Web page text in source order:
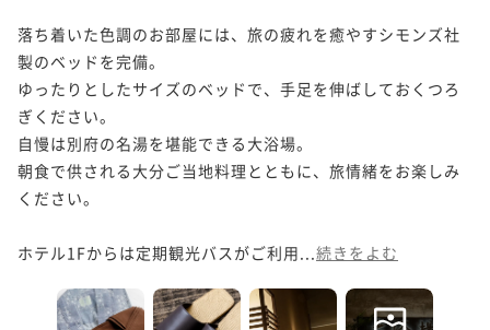
落ち着いた色調のお部屋には、旅の疲れを癒やすシモンズ社
製のベッドを完備。
ゆったりとしたサイズのベッドで、手足を伸ばしておくつろ
ぎください。
自慢は別府の名湯を堪能できる大浴場。
朝食で供される大分ご当地料理とともに、旅情緒をお楽しみ
ください。
ホテル1Fからは定期観光バスがご利用... 続きをよむ